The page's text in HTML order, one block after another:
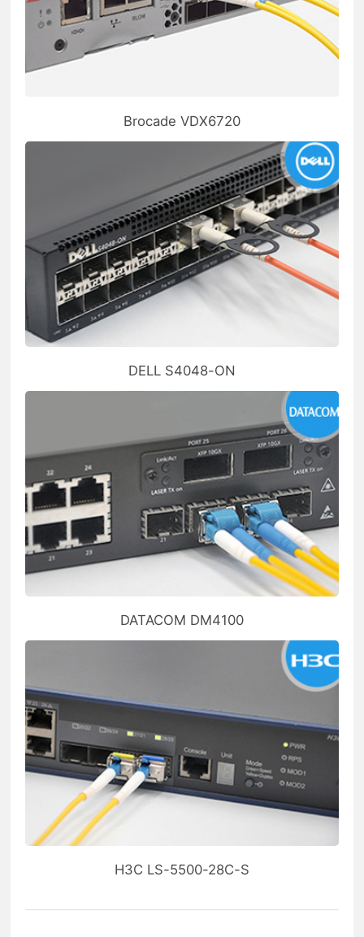
Brocade VDX6720
DELL S4048-ON
DATACOM DM4100
H3C LS-5500-28C-S